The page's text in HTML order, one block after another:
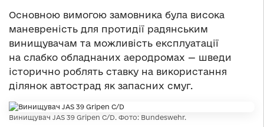
Основною вимогою замовника була висока
маневреність для протидії радянським
винищувачам та можливість експлуатації
на слабко обладнаних аеродромах — шведи
історично роблять ставку на використання
ділянок автострад як запасних смуг.
Винищувач JAS 39 Gripen C/D. Фото: Bundeswehr.